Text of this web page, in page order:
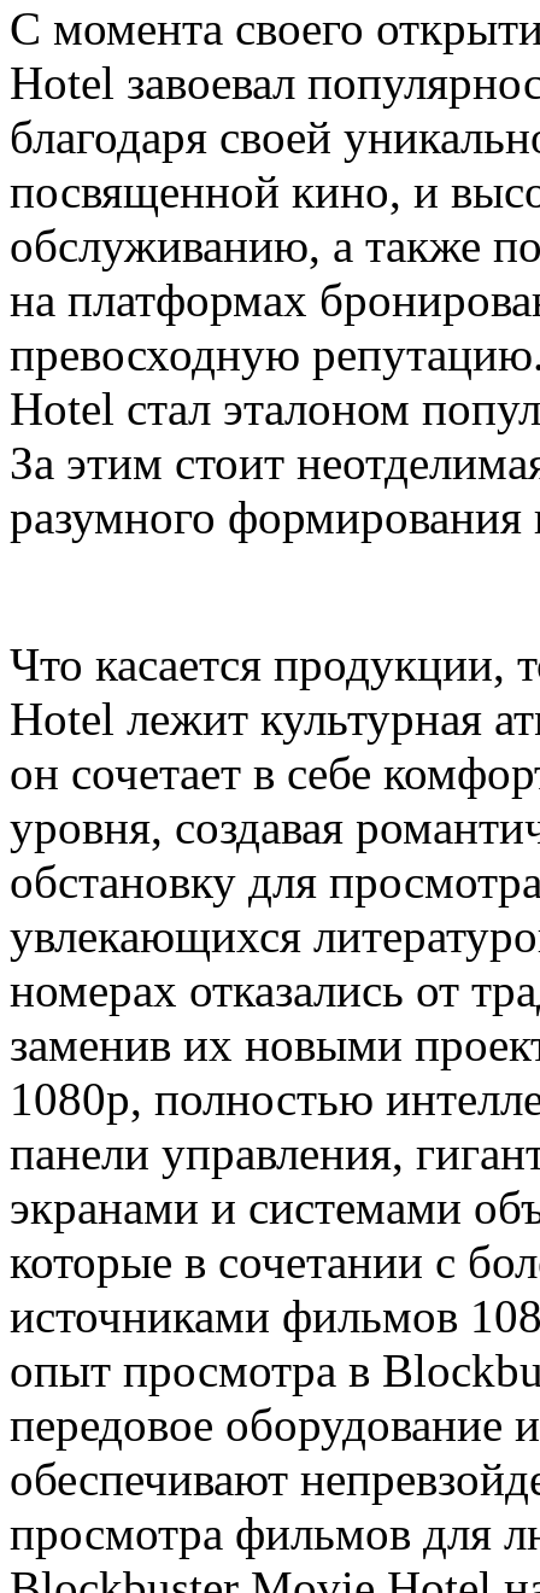
С момента своего
Hotel завоевал
благодаря своей
посвященной кино, и
обслуживанию, а также
на платформах
превосходную
Hotel стал эталоном
За этим стоит
разумного
Что касается продукции,
Hotel лежит культурная
он сочетает в себе
уровня, создавая
обстановку для
увлекающихся
номерах отказались от
заменив их новыми
1080p, полностью
панели управления,
экранами и системами
которые в сочетании с
источниками фильмов
опыт просмотра в
передовое оборудование
обеспечивают
просмотра фильмов для